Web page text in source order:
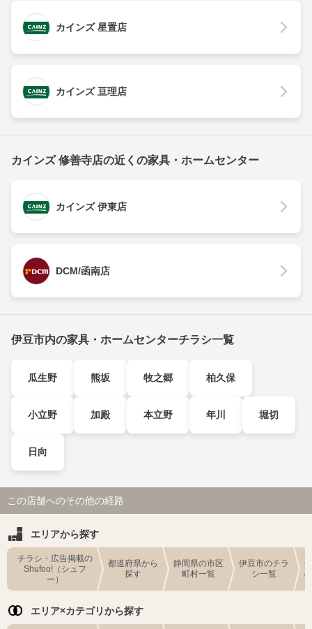
カインズ 星置店
カインズ 亘理店
カインズ 修善寺店の近くの家具・ホームセンター
カインズ 伊東店
DCM/函南店
伊豆市内の家具・ホームセンターチラシ一覧
瓜生野 熊坂 牧之郷 柏久保
小立野 加殿 本立野 年川 堀切
日向
この店舗へのその他の経路
エリアから探す
チラシ・広告掲載の
Shufoo!（シュフ
ー）
都道府県から
探す
静岡県の市区
町村一覧
伊豆市のチラ
シ一覧
エリア×カテゴリから探す